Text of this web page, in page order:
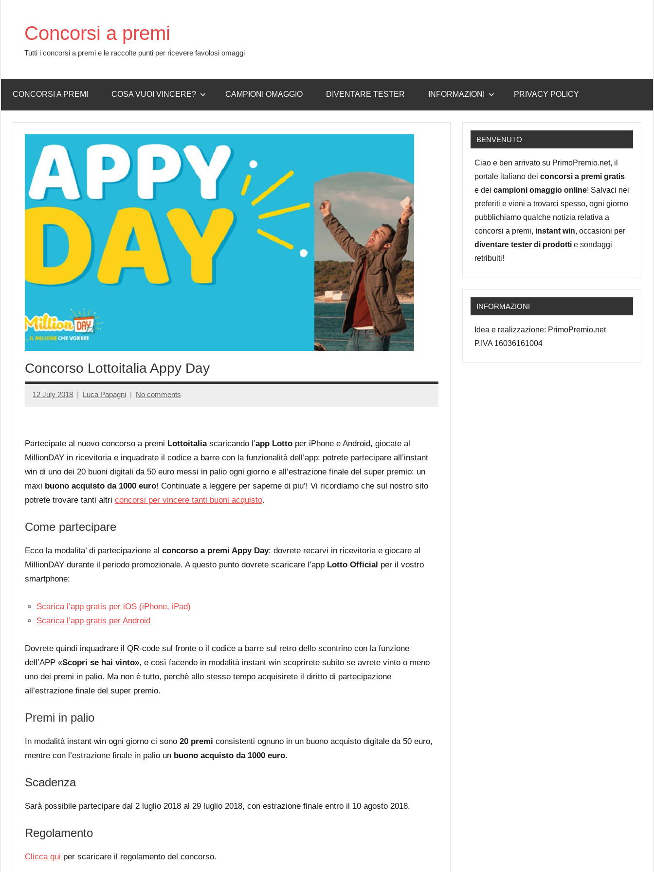
contentConcorsi a premi
Tutti i concorsi a premi e le raccolte punti per ricevere favolosi omaggi
CONCORSI A PREMI COSA VUOI VINCERE? CAMPIONI OMAGGIO DIVENTARE TESTER INFORMAZIONI PRIVACY POLICY
Concorso Lottoitalia Appy Day
12 July 2018 Luca Papagni No comments
Partecipate al nuovo concorso a premi Lottoitalia scaricando l’app Lotto per iPhone e Android, giocate al
MillionDAY in ricevitoria e inquadrate il codice a barre con la funzionalità dell’app: potrete partecipare all’instant
win di uno dei 20 buoni digitali da 50 euro messi in palio ogni giorno e all’estrazione finale del super premio: un
maxi buono acquisto da 1000 euro! Continuate a leggere per saperne di piu’! Vi ricordiamo che sul nostro sito
potrete trovare tanti altri concorsi per vincere tanti buoni acquisto.
Come partecipare
Ecco la modalita’ di partecipazione al concorso a premi Appy Day: dovrete recarvi in ricevitoria e giocare al
MillionDAY durante il periodo promozionale. A questo punto dovrete scaricare l’app Lotto Official per il vostro
smartphone:
Scarica l’app gratis per iOS (iPhone, iPad)
Scarica l’app gratis per Android
Dovrete quindi inquadrare il QR-code sul fronte o il codice a barre sul retro dello scontrino con la funzione
dell’APP «Scopri se hai vinto», e così facendo in modalità instant win scoprirete subito se avrete vinto o meno
uno dei premi in palio. Ma non è tutto, perchè allo stesso tempo acquisirete il diritto di partecipazione
all’estrazione finale del super premio.
Premi in palio
In modalità instant win ogni giorno ci sono 20 premi consistenti ognuno in un buono acquisto digitale da 50 euro,
mentre con l’estrazione finale in palio un buono acquisto da 1000 euro.
Scadenza
Sarà possibile partecipare dal 2 luglio 2018 al 29 luglio 2018, con estrazione finale entro il 10 agosto 2018.
Regolamento
Clicca qui per scaricare il regolamento del concorso.
BENVENUTO
Ciao e ben arrivato su PrimoPremio.net, il
portale italiano dei concorsi a premi gratis
e dei campioni omaggio online! Salvaci nei
preferiti e vieni a trovarci spesso, ogni giorno
pubblichiamo qualche notizia relativa a
concorsi a premi, instant win, occasioni per
diventare tester di prodotti e sondaggi
retribuiti!
INFORMAZIONI
Idea e realizzazione: PrimoPremio.net
P.IVA 16036161004